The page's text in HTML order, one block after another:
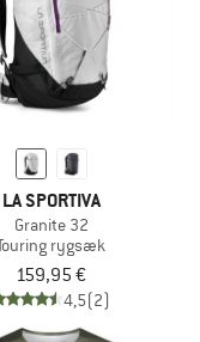
LA SPORTIVA
Granite 32
rygsæk
159,95 €
4,5(2)